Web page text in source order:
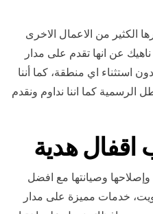
الكثير من الاعمال الاخرى
عن انها تقدم على مدار
استثناء اي منطقة، كما أننا
الرسمية كما اننا نداوم ونقدم
اقفالهدية
وصيانتها مع افضل
خدمات مميزة على مدار